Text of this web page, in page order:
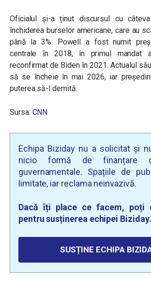
Oficialul și-a ținut discursul cu
închiderea burselor americane, care au
până la 3%. Powell a fost numit
centrale în 2018, în primul mandat
reconfirmat de Biden în 2021. Actualul
să se încheie în mai 2026, iar
puterea să-l demită.
Sursa: CNN
Echipa Biziday nu a solicitat și
nicio formă de finanțare
guvernamentale. Spațiile de
limitate, iar reclama neinvazivă.
Dacă îți place ce facem, poți
pentru susținerea echipei Biziday.
SUSȚINE ECHIPA